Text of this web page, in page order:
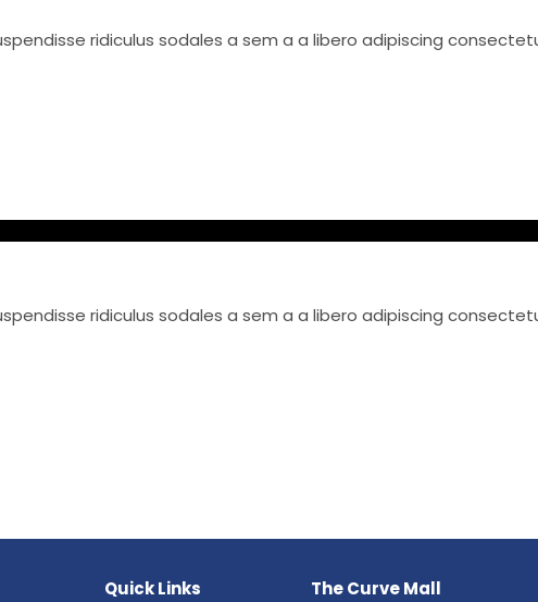
ridiculus sodales a sem a a libero adipiscing
ridiculus sodales a sem a a libero adipiscing
Quick Links The Curve Mall